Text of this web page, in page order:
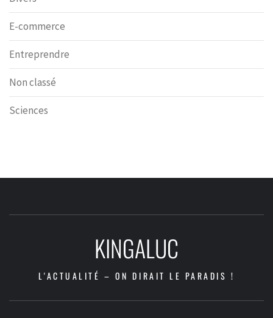
E-commerce
Entreprendre
Non classé
Sciences
KINGALUC
L'ACTUALITÉ – ON DIRAIT LE PARADIS !